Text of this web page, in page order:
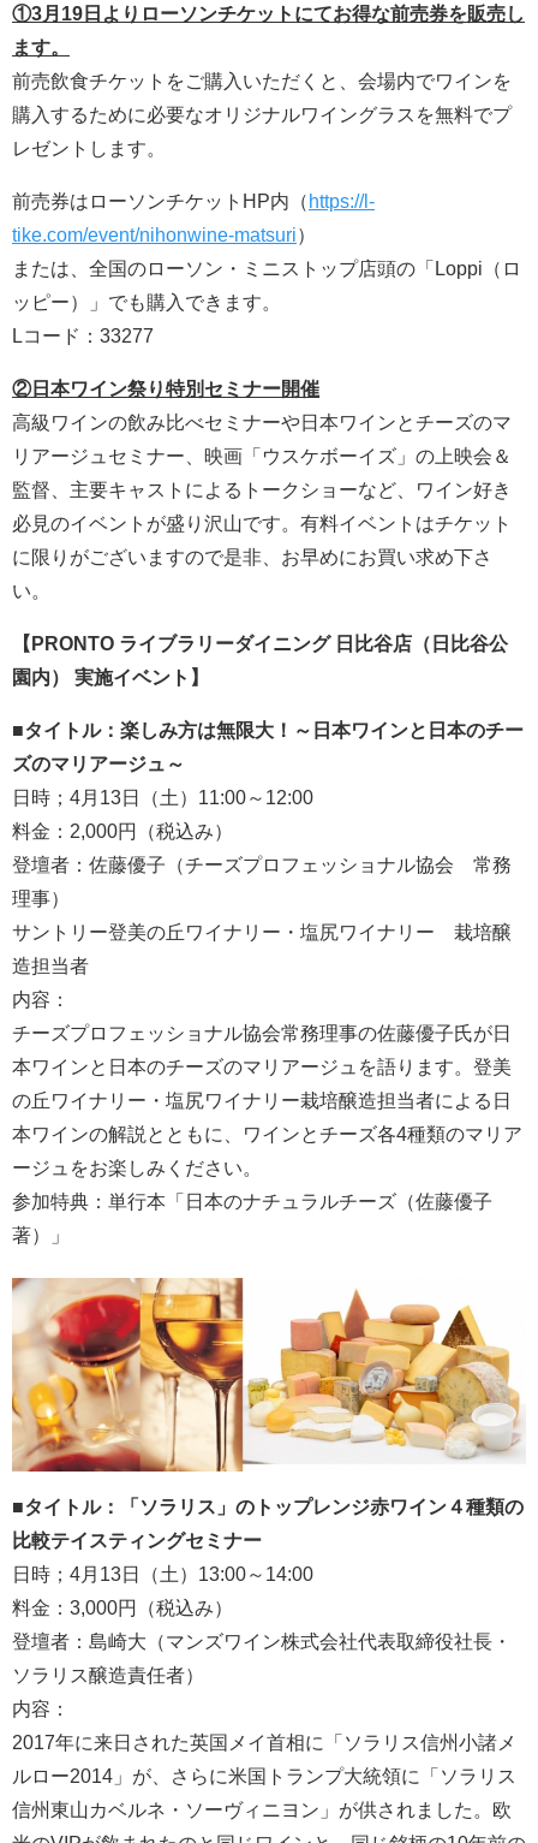
①3月 19 日よりローソンチケットにてお得な前売券を販売し
ます。
前売飲食チケットをご購入いただくと、会場内でワインを
購入するために必要なオリジナルワイングラスを無料でプ
レゼントします。
前売券はローソンチケットHP内（ https://l-
tike.com/event/nihonwine-matsuri）
または、全国のローソン・ミニストップ店頭の「Loppi（ロ
ッピー）」でも購入できます。
Lコード：33277
②日本ワイン祭り特別セミナー開催
高級ワインの飲み比べセミナーや日本ワインとチーズのマ
リアージュセミナー、映画「ウスケボーイズ」の上映会＆
監督、主要キャストによるトークショーなど、ワイン好き
必見のイベントが盛り沢山です。有料イベントはチケット
に限りがございますので是非、お早めにお買い求め下さ
い。
【PRONTO ライブラリーダイニング 日比谷店（日比谷公
園内） 実施イベント】
■タイトル：楽しみ方は無限大！～日本ワインと日本のチー
ズのマリアージュ～
日時；4月13日（土）11:00～12:00
料金：2,000円（税込み）
登壇者：佐藤優子（チーズプロフェッショナル協会 常務
理事）
サントリー登美の丘ワイナリー・塩尻ワイナリー 栽培醸
造担当者
内容：
チーズプロフェッショナル協会常務理事の佐藤優子氏が日
本ワインと日本のチーズのマリアージュを語ります。登美
の丘ワイナリー・塩尻ワイナリー栽培醸造担当者による日
本ワインの解説とともに、ワインとチーズ各4種類のマリア
ージュをお楽しみください。
参加特典：単行本「日本のナチュラルチーズ（佐藤優子
著）」
■タイトル：「ソラリス」のトップレンジ赤ワイン４種類の
比較テイスティングセミナー
日時；4月13日（土）13:00～14:00
料金：3,000円（税込み）
登壇者：島崎大（マンズワイン株式会社代表取締役社長・
ソラリス醸造責任者）
内容：
2017年に来日された英国メイ首相に「ソラリス信州小諸メ
ルロー2014」が、さらに米国トランプ大統領に「ソラリス
信州東山カベルネ・ソーヴィニヨン」が供されました。欧